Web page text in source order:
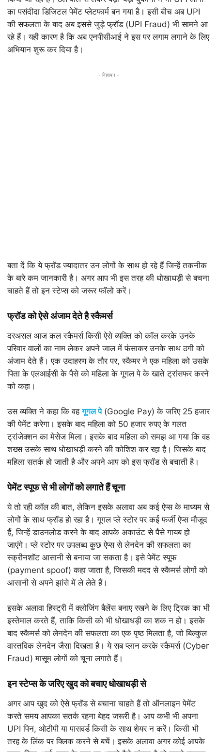
का पसंदीदा डिजिटल पेमेंट प्लेटफार्म बन गया है। इसी बीच अब UPI
की सफलता के बाद अब इससे जुड़े फ्रॉड (UPI Fraud) भी सामने आ
रहे हैं। यही कारण है कि अब एनपीसीआई ने इस पर लगाम लगाने के लिए
अभियान शुरू कर दिया है।
- विज्ञापन -
बता दें कि ये फ्रॉड ज्यादातर उन लोगों के साथ हो रहे हैं जिन्हें तकनीक
के बारे कम जानकारी है। अगर आप भी इस तरह की धोखाधड़ी से बचना
चाहते हैं तो इन स्टेप्स को जरूर फॉलो करें।
फ्रॉड को ऐसे अंजाम देते है स्कैमर्स
दरअसल आज कल स्कैमर्स किसी ऐसे व्यक्ति को कॉल करके उनके
परिवार वालों का नाम लेकर अपने जाल में फंसाकर उनके साथ ठगी को
अंजाम देते हैं। एक उदाहरण के तौर पर, स्कैमर ने एक महिला को उसके
पिता के एलआईसी के पैसे को महिला के गूगल पे के खाते ट्रांसफर करने
को कहा।
उस व्यक्ति ने कहा कि वहगूगल पे(Google Pay) के जरिए 25 हजार
की पेमेंट करेगा। इसके बाद महिला को 50 हजार रुपए के गलत
ट्रांजेक्शन का मेसेज मिला। इसके बाद महिला को समझ आ गया कि वह
शख्स उसके साथ धोखाधड़ी करने की कोशिश कर रहा है। जिसके बाद
महिला सतर्क हो जाती है और अपने आप को इस फ्रॉड से बचाती है।
पेमेंट स्पूफ से भी लोगों को लगाते हैं चूना
ये तो रही कॉल की बात, लेकिन इसके अलावा अब कई ऐप्स के माध्यम से
लोगों के साथ फ्रॉड हो रहा है। गूगल प्ले स्टोर पर कई फर्जी ऐप्स मौजूद
हैं, जिन्हें डाउनलोड करने के बाद आपके अकाउंट से पैसे गायब हो
जाएंगे। प्ले स्टोर पर उपलब्ध कुछ ऐप्स से लेनदेन की सफलता का
स्क्रीनशॉट आसानी से बनाया जा सकता है। इसे पेमेंट स्पूफ
(payment spoof) कहा जाता है, जिसकी मदद से स्कैमर्स लोगों को
आसानी से अपने झांसे में ले लेते हैं।
इसके अलावा हिस्ट्री में क्लोजिंग बैलेंस बनाए रखने के लिए ट्रिक का भी
इस्तेमाल करते हैं, ताकि किसी को भी धोखाधड़ी का शक न हो। इसके
बाद स्कैमर्स को लेनदेन की सफलता का एक पृष्ठ मिलता है, जो बिल्कुल
वास्तविक लेनदेन जैसा दिखता है। ये सब प्लान करके स्कैमर्स (Cyber
​​Fraud) मासूम लोगों को चूना लगाते हैं।
इन स्टेप्स के जरिए खुद को बचाए धोखाधड़ी से
अगर आप खुद को ऐसे फ्रॉड से बचाना चाहते हैं तो ऑनलाइन पेमेंट
करते समय आपका सतर्क रहना बेहद जरूरी है। आप कभी भी अपना
UPI पिन, ओटीपी या पासवर्ड किसी के साथ शेयर न करें। किसी भी
तरह के लिंक पर क्लिक करने से बचें। इसके अलावा अगर कोई आपके